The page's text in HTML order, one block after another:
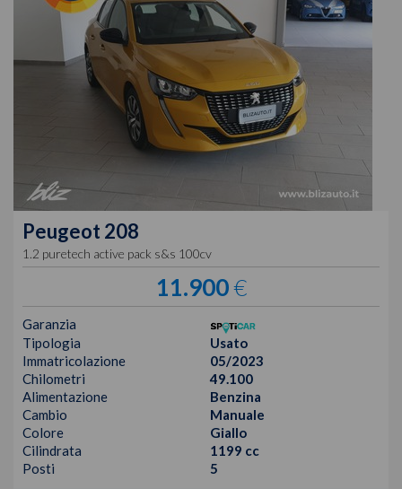
Peugeot 208
1.2 puretech active pack s&s 100cv
11.900€
Garanzia
Tipologia
Usato
Immatricolazione
05/2023
Chilometri
49.100
Alimentazione
Benzina
Cambio
Manuale
Colore
Giallo
Cilindrata
1199 cc
Posti
5